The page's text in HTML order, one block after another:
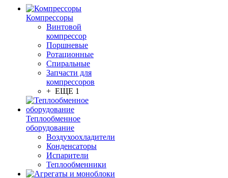
Компрессоры
Винтовой
компрессор
Поршневые
Ротационные
Спиральные
Запчасти для
компрессоров
+ ЕЩЕ 1
Теплообменное
оборудование
Воздухоохладители
Конденсаторы
Испарители
Теплообменники